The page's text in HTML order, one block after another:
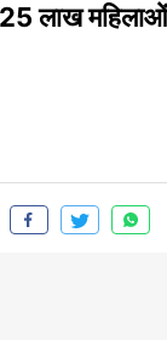
25 लाख महिलाओं